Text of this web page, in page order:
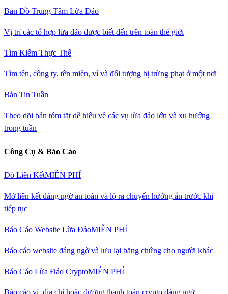
Bản Đồ Trung Tâm Lừa Đảo
Vị trí các tổ hợp lừa đảo được biết đến trên toàn thế giới
Tìm Kiếm Thực Thể
Tìm tên, công ty, tên miền, ví và đối tượng bị trừng phạt ở một nơi
Bản Tin Tuần
Theo dõi bản tóm tắt dễ hiểu về các vụ lừa đảo lớn và xu hướng
trong tuần
Công Cụ & Báo Cáo
Dò Liên KếtMIỄN PHÍ
Mở liên kết đáng ngờ an toàn và lộ ra chuyển hướng ẩn trước khi
tiếp tục
Báo Cáo Website Lừa ĐảoMIỄN PHÍ
Báo cáo website đáng ngờ và lưu lại bằng chứng cho người khác
Báo Cáo Lừa Đảo CryptoMIỄN PHÍ